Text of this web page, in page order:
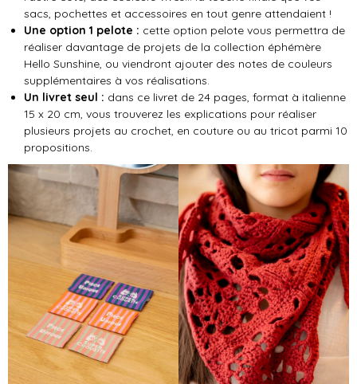
sacs, pochettes et accessoires en tout genre attendaient !
Une option 1 pelote : cette option pelote vous permettra de
réaliser davantage de projets de la collection éphémère
Hello Sunshine, ou viendront ajouter des notes de couleurs
supplémentaires à vos réalisations.
Un livret seul : dans ce livret de 24 pages, format à italienne
15 x 20 cm, vous trouverez les explications pour réaliser
plusieurs projets au crochet, en couture ou au tricot parmi 10
propositions.